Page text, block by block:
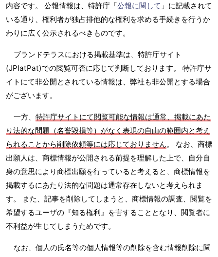
内容です。 公報情報は、特許庁「公報に関して 」に記載されて
いる通り、権利者が独占排他的な権利を求める手続きを行うか
わりに広く公示されるべきものです。
ブランドテラスにおける掲載基準は、特許庁サイト
(JPlatPat)での閲覧可否に応じて判断しております。 特許庁サ
イトにて非公開とされている情報は、弊社も非公開とする場合
がございます。
一方、 特許庁サイトにて閲覧可能な情報は通常、掲載にあた
り法的な問題（名誉毀損等）がなく表現の自由の範囲内と考え
られることから削除依頼等には応じておりません。 なお、商標
出願人は、商標情報が公開される前提を理解した上で、自分自
身の意思により商標出願を行っていると考えると、商標情報を
掲載するにあたり法的な問題は通常存在しないと考えられま
す。 また、記事を削除してしまうと、商標情報の調査、閲覧を
希望するユーザの『知る権利』を害することとなり、閲覧者に
不利益が生じてしまうためです。
なお、個人の氏名等の個人情報等の削除を含む情報削除に関